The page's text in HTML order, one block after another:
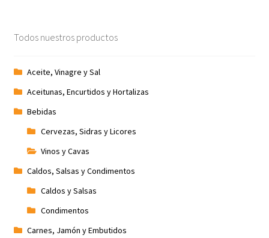
Todos nuestros productos
Aceite, Vinagre y Sal
Aceitunas, Encurtidos y Hortalizas
Bebidas
Cervezas, Sidras y Licores
Vinos y Cavas
Caldos, Salsas y Condimentos
Caldos y Salsas
Condimentos
Carnes, Jamón y Embutidos